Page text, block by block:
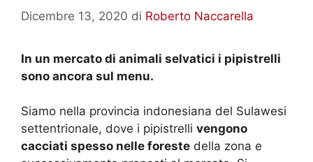
Dicembre 13, 2020 di Roberto Naccarella
In un mercato di animali selvatici i pipistrelli
sono ancora sul menu.
Siamo nella provincia indonesiana del Sulawesi
settentrionale, dove i pipistrelli vengono
cacciati spesso nelle foreste della zona e